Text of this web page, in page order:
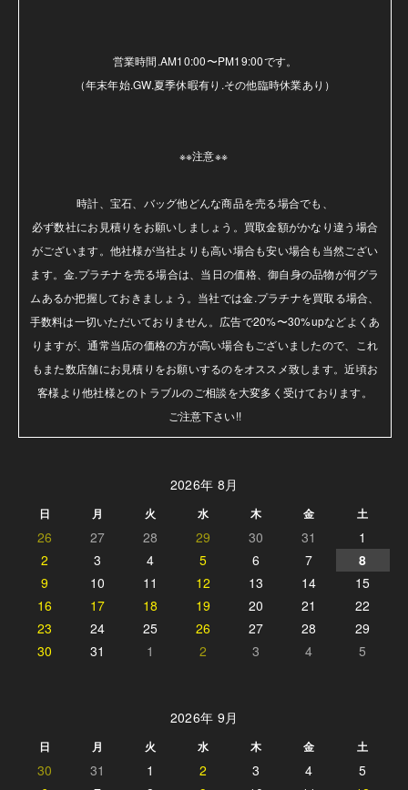
営業時間.AM10:00〜PM19:00です。
（年末年始.GW.夏季休暇有り.その他臨時休業あり）
※※注意※※
時計、宝石、バッグ他どんな商品を売る場合でも、
必ず数社にお見積りをお願いしましょう。買取金額がかなり違う場合
がございます。他社様が当社よりも高い場合も安い場合も当然ござい
ます。金.プラチナを売る場合は、当日の価格、御自身の品物が何グラ
ムあるか把握しておきましょう。当社では金.プラチナを買取る場合、
手数料は一切いただいておりません。広告で20%〜30%upなどよくあ
りますが、通常当店の価格の方が高い場合もございましたので、これ
もまた数店舗にお見積りをお願いするのをオススメ致します。近頃お
客様より他社様とのトラブルのご相談を大変多く受けております。
ご注意下さい!!
2026年 8月
日 月 火 水 木 金 土
26 27 28 29 30 31
1
2
3 4 5 6 7
8
9
10 11 12 13 14
15
16
17 18 19 20 21
22
23
24 25 26 27 28
29
30
31 1 2 3 4 5
2026年 9月
日 月 火 水 木 金 土
30 31 1 2 3 4
5